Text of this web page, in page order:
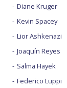
Diane Kruger
Kevin Spacey
Lior Ashkenazi
Joaquín Reyes
Salma Hayek
Federico Luppi